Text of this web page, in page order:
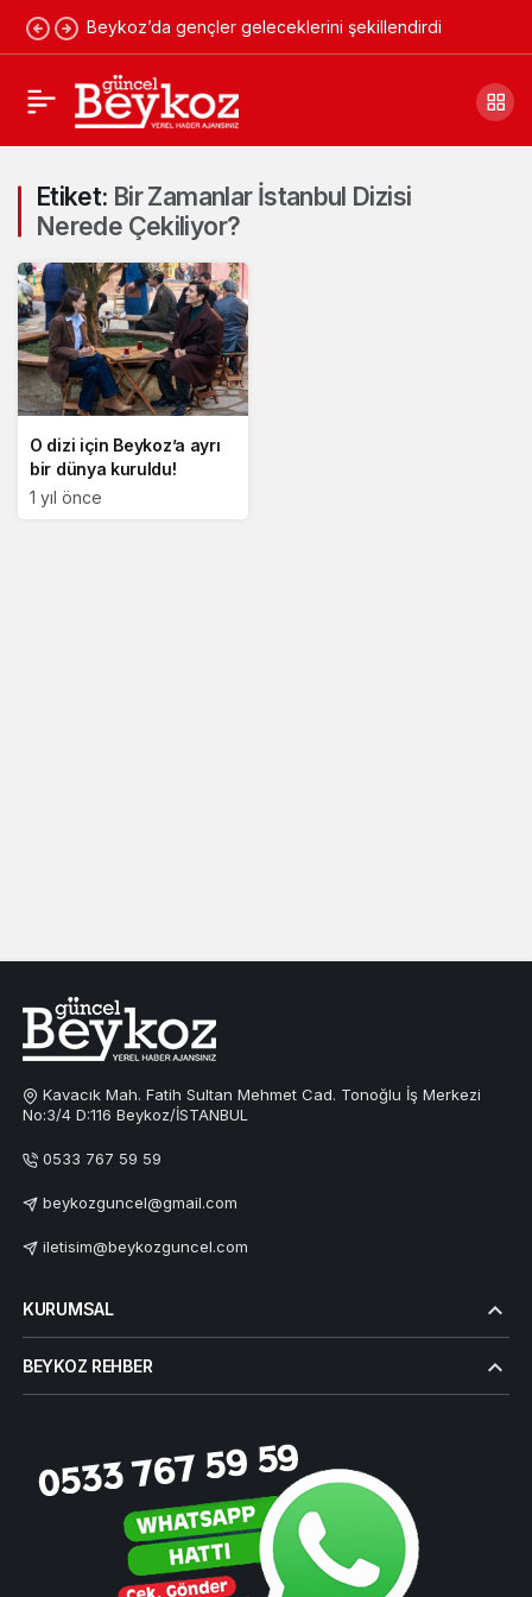
Beykoz’da gençler geleceklerini şekillendirdi
Etiket: Bir Zamanlar İstanbul Dizisi
Nerede Çekiliyor?
O dizi için Beykoz’a ayrı
bir dünya kuruldu!
1 yıl önce
Kavacık Mah. Fatih Sultan Mehmet Cad. Tonoğlu İş Merkezi
No:3/4 D:116 Beykoz/İSTANBUL
0533 767 59 59
beykozguncel@gmail.com
iletisim@beykozguncel.com
KURUMSAL
BEYKOZ REHBER